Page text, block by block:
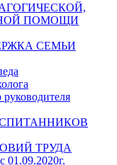
ПОМОЩИ
СЕМЬИ
ТРУДА